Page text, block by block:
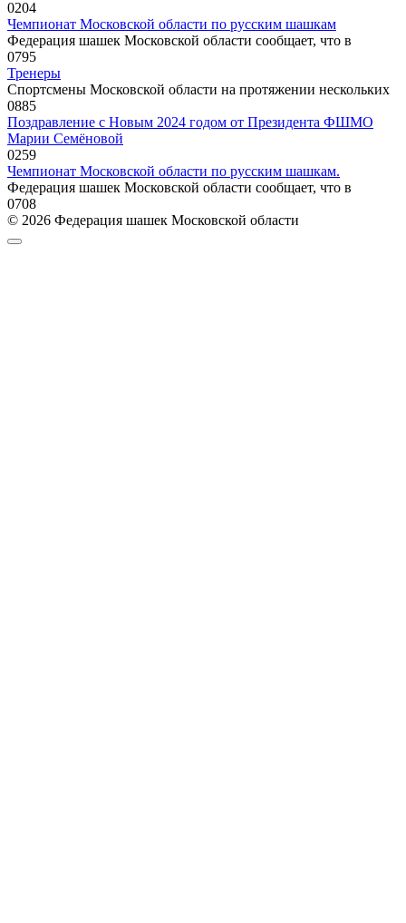
0204
Чемпионат Московской области по русским шашкам
Федерация шашек Московской области сообщает, что в
0795
Тренеры
Спортсмены Московской области на протяжении нескольких
0885
Поздравление с Новым 2024 годом от Президента ФШМО
Марии Семёновой
0259
Чемпионат Московской области по русским шашкам.
Федерация шашек Московской области сообщает, что в
0708
© 2026 Федерация шашек Московской области